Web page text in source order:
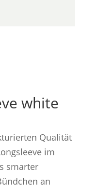
white
Qualität
im
smarter
an